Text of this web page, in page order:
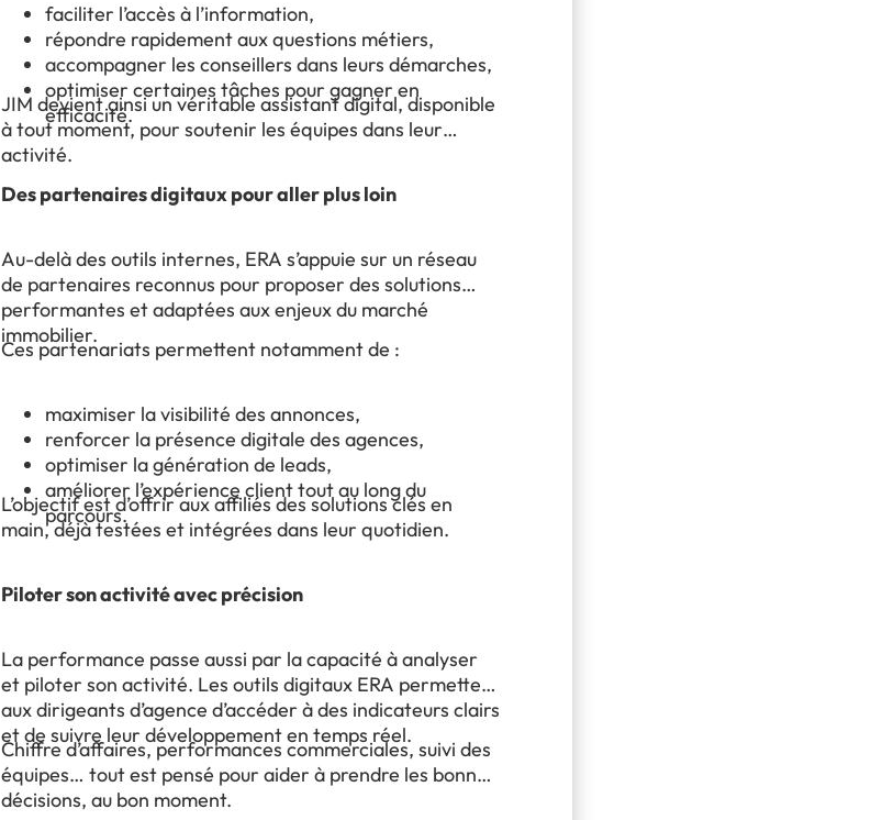
faciliter l’accès à l’information,
répondre rapidement aux questions métiers,
accompagner les conseillers dans leurs démarches,
optimiser certaines tâches pour gagner en
efficacité.
JIM devient ainsi un véritable assistant digital, disponible
à tout moment, pour soutenir les équipes dans leur
activité.
Des partenaires digitaux pour aller plus loin
Au-delà des outils internes, ERA s’appuie sur un réseau
de partenaires reconnus pour proposer des solutions
performantes et adaptées aux enjeux du marché
immobilier.
Ces partenariats permettent notamment de :
maximiser la visibilité des annonces,
renforcer la présence digitale des agences,
optimiser la génération de leads,
améliorer l’expérience client tout au long du
parcours.
L’objectif est d’offrir aux affiliés des solutions clés en
main, déjà testées et intégrées dans leur quotidien.
Piloter son activité avec précision
La performance passe aussi par la capacité à analyser
et piloter son activité. Les outils digitaux ERA permettent
aux dirigeants d’agence d’accéder à des indicateurs clairs
et de suivre leur développement en temps réel.
Chiffre d’affaires, performances commerciales, suivi des
équipes… tout est pensé pour aider à prendre les bonnes
décisions, au bon moment.